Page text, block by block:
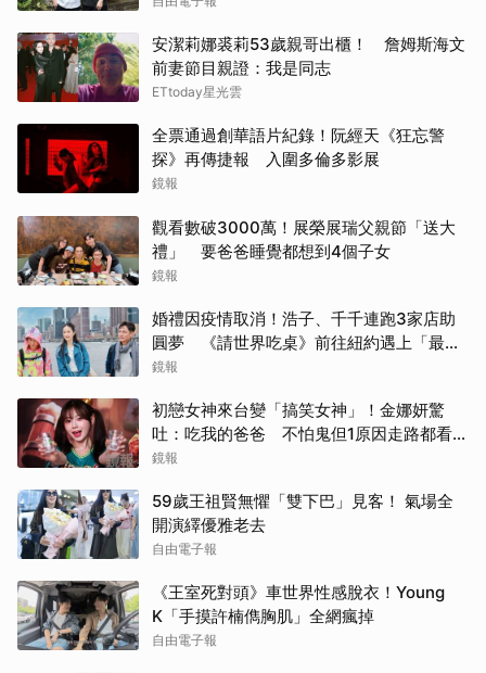
安潔莉娜裘莉53歲親哥出櫃！ 詹姆斯海文
前妻節目親證：我是同志
ETtoday星光雲
全票通過創華語片紀錄！阮經天《狂忘警
探》再傳捷報 入圍多倫多影展
鏡報
觀看數破3000萬！展榮展瑞父親節「送大
禮」 要爸爸睡覺都想到4個子女
鏡報
婚禮因疫情取消！浩子、千千連跑3家店助
圓夢 《請世界吃桌》前往紐約遇上「最多
限制」
鏡報
初戀女神來台變「搞笑女神」！金娜妍驚
吐：吃我的爸爸 不怕鬼但1原因走路都看地
上
鏡報
59歲王祖賢無懼「雙下巴」見客！ 氣場全
開演繹優雅老去
自由電子報
《王室死對頭》車世界性感脫衣！Young
K「手摸許楠儁胸肌」全網瘋掉
自由電子報